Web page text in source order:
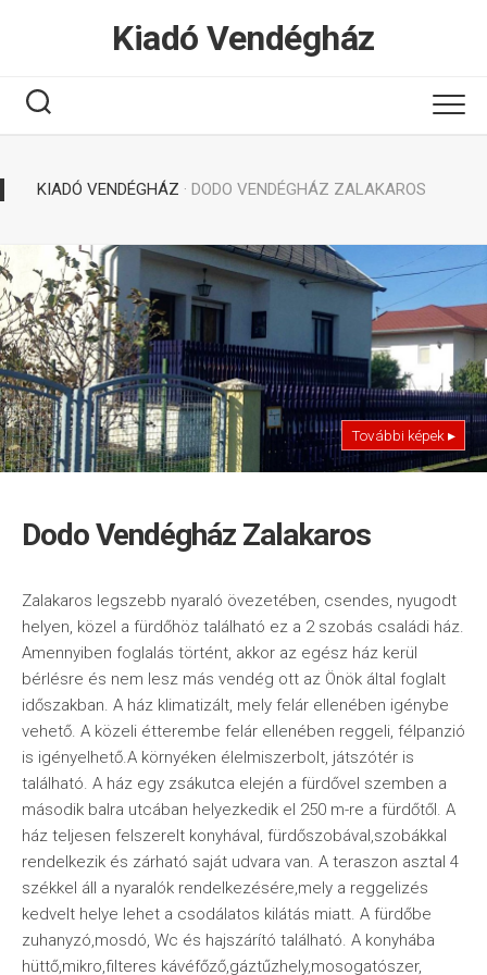
Kiadó Vendégház
KIADÓ VENDÉGHÁZ · DODO VENDÉGHÁZ ZALAKAROS
További képek ▸
Dodo Vendégház Zalakaros
Zalakaros legszebb nyaraló övezetében, csendes, nyugodt
helyen, közel a fürdőhöz található ez a 2 szobás családi ház.
Amennyiben foglalás történt, akkor az egész ház kerül
bérlésre és nem lesz más vendég ott az Önök által foglalt
időszakban. A ház klimatizált, mely felár ellenében igénybe
vehető. A közeli étterembe felár ellenében reggeli, félpanzió
is igényelhető.A környéken élelmiszerbolt, játszótér is
található. A ház egy zsákutca elején a fürdővel szemben a
második balra utcában helyezkedik el 250 m-re a fürdőtől. A
ház teljesen felszerelt konyhával, fürdőszobával,szobákkal
rendelkezik és zárható saját udvara van. A teraszon asztal 4
székkel áll a nyaralók rendelkezésére,mely a reggelizés
kedvelt helye lehet a csodálatos kilátás miatt. A fürdőbe
zuhanyzó,mosdó, Wc és hajszárító található. A konyhába
hüttő,mikro,filteres kávéfőző,gáztűzhely,mosogatószer,